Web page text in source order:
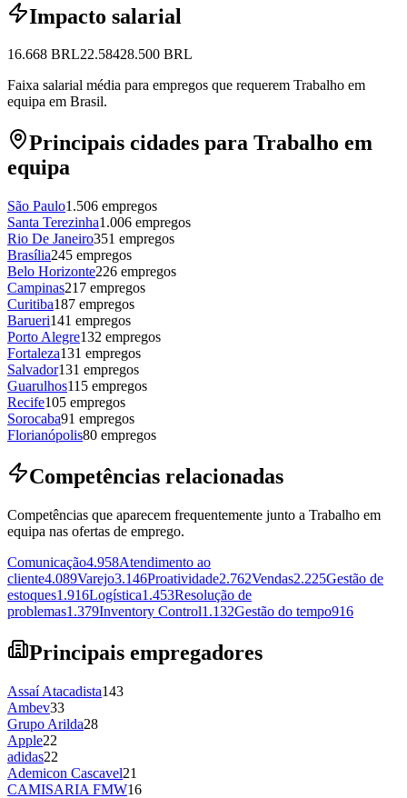
Impacto salarial
16.668 BRL22.58428.500 BRL
Faixa salarial média para empregos que requerem Trabalho em
equipa em Brasil.
Principais cidades para Trabalho em
equipa
São Paulo1.506 empregos
Santa Terezinha1.006 empregos
Rio De Janeiro351 empregos
Brasília245 empregos
Belo Horizonte226 empregos
Campinas217 empregos
Curitiba187 empregos
Barueri141 empregos
Porto Alegre132 empregos
Fortaleza131 empregos
Salvador131 empregos
Guarulhos115 empregos
Recife105 empregos
Sorocaba91 empregos
Florianópolis80 empregos
Competências relacionadas
Competências que aparecem frequentemente junto a Trabalho em
equipa nas ofertas de emprego.
Comunicação4.958Atendimento ao
cliente4.089Varejo3.146Proatividade2.762Vendas2.225Gestão de
estoques1.916Logística1.453Resolução de
problemas1.379Inventory Control1.132Gestão do tempo916
Principais empregadores
Assaí Atacadista143
Ambev33
Grupo Arilda28
Apple22
adidas22
Ademicon Cascavel21
CAMISARIA FMW16